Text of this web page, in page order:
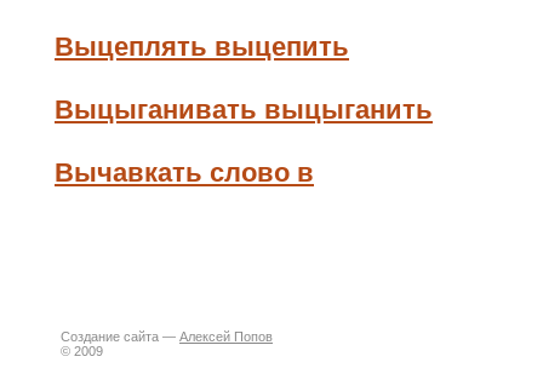
Выцеплять выцепить
Выцыганивать выцыганить
Вычавкать слово в
Создание сайта — Алексей Попов
© 2009